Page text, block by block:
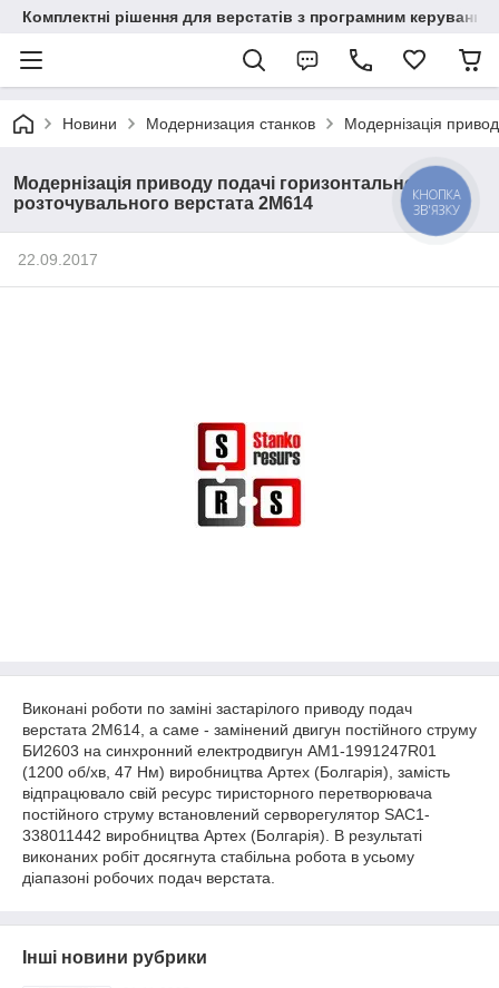
Комплектні рішення для верстатів з програмним
Новини Модернизация станков Модернізація
Модернізація приводу подачі горизонтально -
розточувального верстата 2М614
22.09.2017
Виконані роботи по заміні застарілого приводу подач
верстата 2М614, а саме - замінений двигун постійного струму
БИ2603 на синхронний електродвигун АМ1-1991247R01
(1200 об/хв, 47 Нм) виробництва Артех (Болгарія), замість
відпрацювало свій ресурс тиристорного перетворювача
постійного струму встановлений серворегулятор SAC1-
338011442 виробництва Артех (Болгарія). В результаті
виконаних робіт досягнута стабільна робота в усьому
діапазоні робочих подач верстата.
Інші новини рубрики
КНОПКА
ЗВ'ЯЗКУ